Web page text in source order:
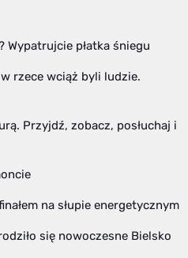
Wypatrujcie płatka śniegu
w rzece wciąż byli ludzie.
Przyjdź, zobacz, posłuchaj i
na słupie energetycznym
się nowoczesne Bielsko